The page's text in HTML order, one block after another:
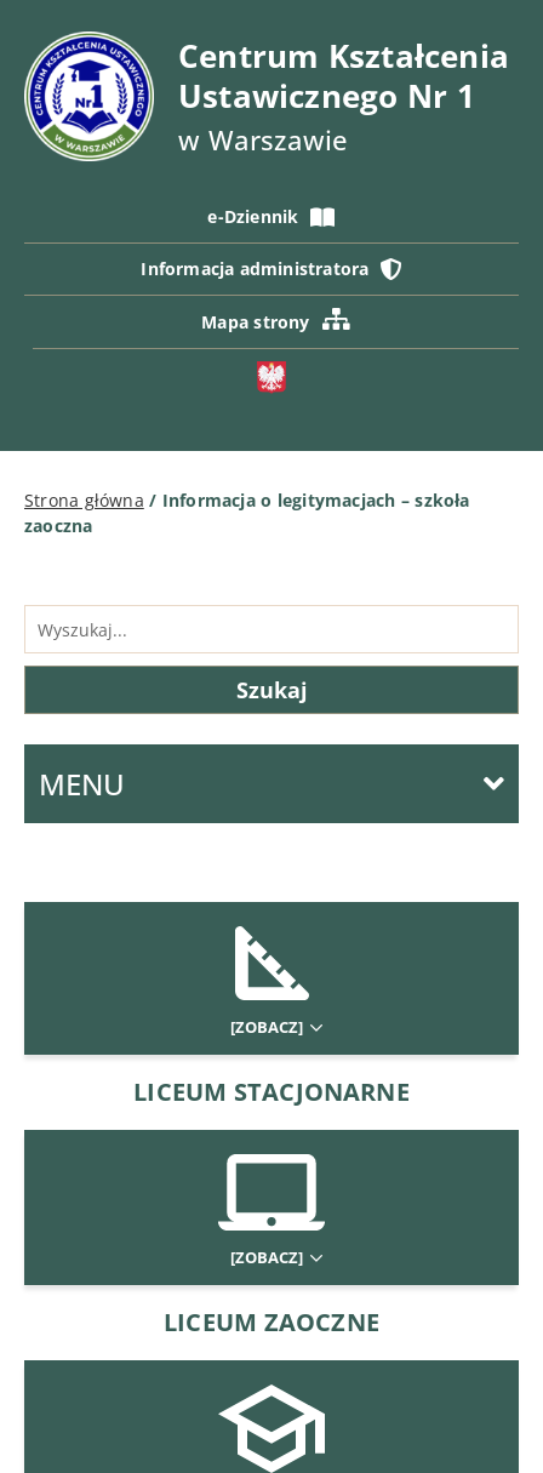
Centrum Kształcenia
Ustawicznego Nr 1
w Warszawie
e-Dziennik
Informacja administratora
Mapa strony
Strona główna / Informacja o legitymacjach – szkoła
zaoczna
MENU
[ZOBACZ]
LICEUM STACJONARNE
[ZOBACZ]
LICEUM ZAOCZNE